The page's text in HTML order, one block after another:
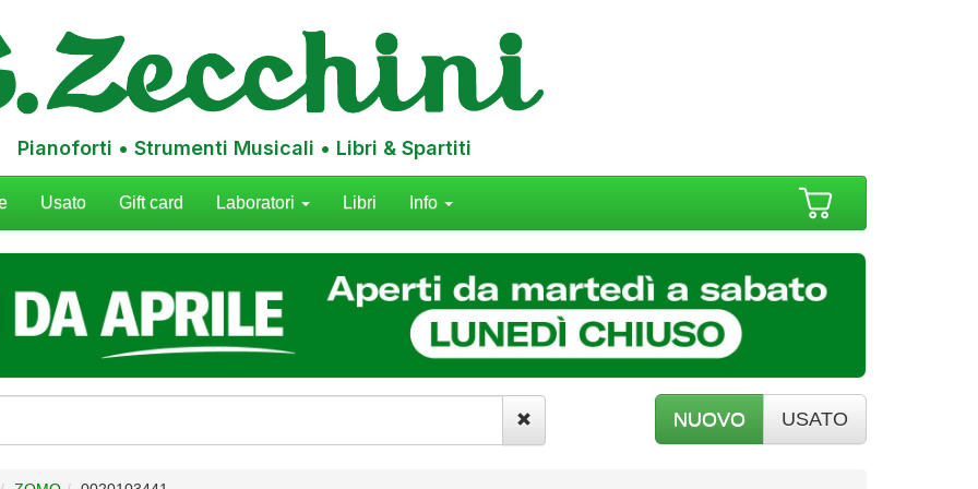
Pianoforti • Strumenti Musicali • Libri & Spartiti
Usato Gift card Laboratori Libri Info
NUOVO USATO